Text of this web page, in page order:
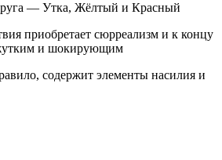
— Утка, Жёлтый и Красный
приобретает сюрреализм и к концу
жутким и шокирующим
содержит элементы насилия и